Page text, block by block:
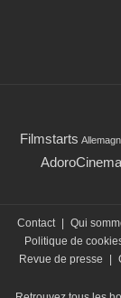
Filmstarts
AdoroCinema
Contact Qui
Politique de
Revue de presse